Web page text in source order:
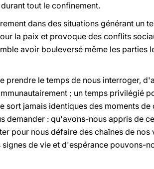
tout le confinement.
dans des situations générant un
la paix et provoque des conflits
avoir bouleversé même les parties
prendre le temps de nous interroger,
; un temps privilégié
sort jamais identiques des moments
demander : qu'avons-nous appris de
pour nous défaire des chaînes de
de vie et d'espérance pouvons-